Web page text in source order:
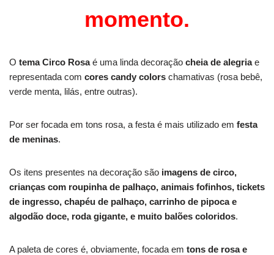
momento.
O tema Circo Rosaé uma linda decoração cheia de alegriae
representada com cores candy colors chamativas (rosa bebê,
verde menta, lilás, entre outras).
Por ser focada em tons rosa, a festa é mais utilizado em festa
de meninas.
Os itens presentes na decoração são imagens de circo,
crianças com roupinha de palhaço, animais fofinhos, tickets
de ingresso, chapéu de palhaço, carrinho de pipoca e
algodão doce, roda gigante, e muito balões coloridos.
A paleta de cores é, obviamente, focada em tons de rosa e